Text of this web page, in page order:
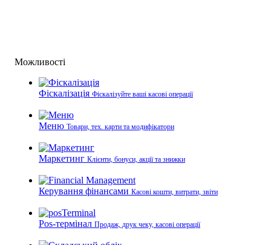
Можливості
Фіскалізація Фіскалізуйте ваші касові операції
Меню Товари, тех. карти та модифікатори
Маркетинг Клієнти, бонуси, акції та знижки
Керування фінансами Касові кошти, витрати, звіти
Pos-термінал Продаж, друк чеку, касові операції